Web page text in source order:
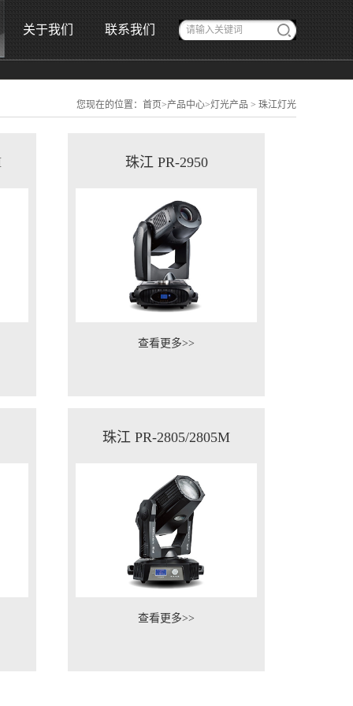
关于我们 联系我们
您现在的位置： 首页>产品中心>灯光产品 > 珠江灯光
珠江 PR-2950
查看更多>>
珠江 PR-2805/2805M
查看更多>>